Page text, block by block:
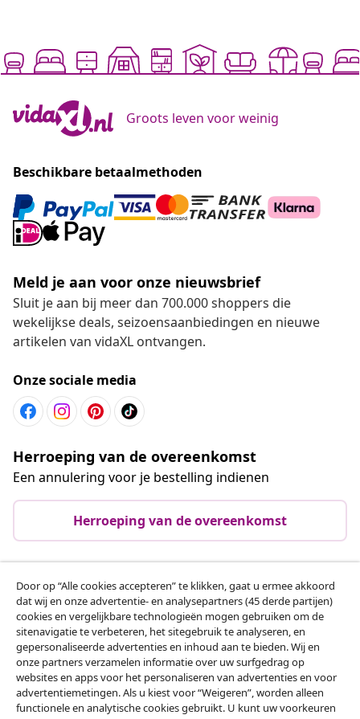
Groots leven voor weinig
Beschikbare betaalmethoden
Meld je aan voor onze nieuwsbrief
Sluit je aan bij meer dan 700.000 shoppers die
wekelijkse deals, seizoensaanbiedingen en nieuwe
artikelen van vidaXL ontvangen.
Onze sociale media
Herroeping van de overeenkomst
Een annulering voor je bestelling indienen
Herroeping van de overeenkomst
Klantenservice
Zakelijk
vidaXL
Door op “Alle cookies accepteren” te klikken, gaat u ermee akkoord
dat wij en onze advertentie- en analysepartners (45 derde partijen)
cookies en vergelijkbare technologieën mogen gebruiken om de
sitenavigatie te verbeteren, het sitegebruik te analyseren, en
gepersonaliseerde advertenties en inhoud aan te bieden. Wij en
onze partners verzamelen informatie over uw surfgedrag op
websites en apps voor het personaliseren van advertenties en voor
advertentiemetingen. Als u kiest voor “Weigeren”, worden alleen
functionele en analytische cookies gebruikt. U kunt uw voorkeuren